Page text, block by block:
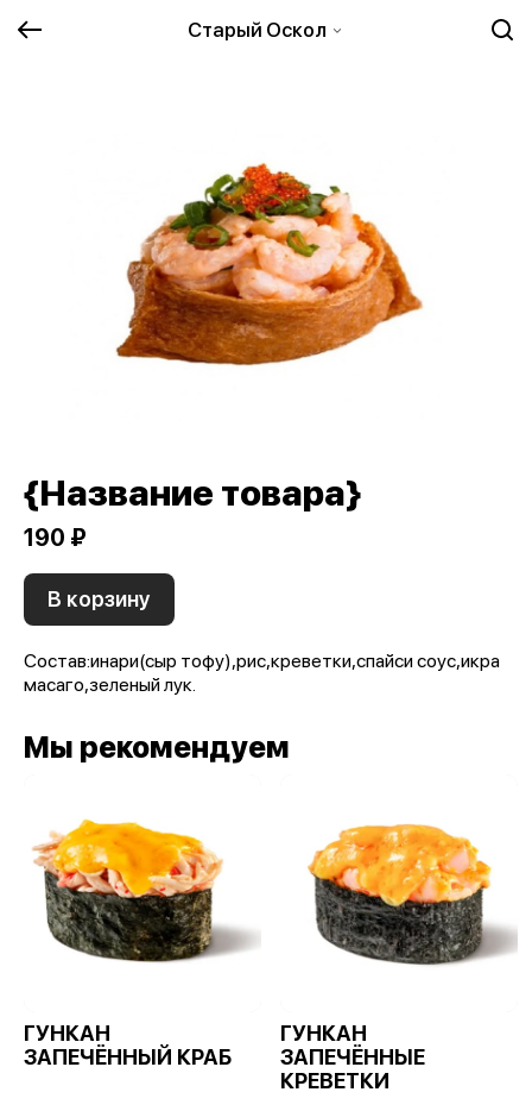
Старый Оскол
{Название товара}
190 ₽
В корзину
Состав:инари(сыр тофу),рис,креветки,спайси соус,икра
масаго,зеленый лук.
Мы рекомендуем
ГУНКАН
ЗАПЕЧЁННЫЙ КРАБ
ГУНКАН
ЗАПЕЧЁННЫЕ
КРЕВЕТКИ